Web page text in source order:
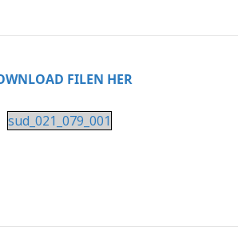
FILEN HER
sud_021_079_001